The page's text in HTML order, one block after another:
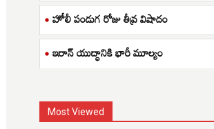
హోలీ పండుగ రోజు తీవ్ర విషాదం
ఇరాన్ యుద్ధానికి భారీ మూల్యం
Most Viewed